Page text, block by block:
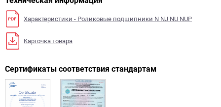
Характеристики - Роликовые подшипники N NJ NU NUP
Карточка товара
Сертификаты соответствия стандартам